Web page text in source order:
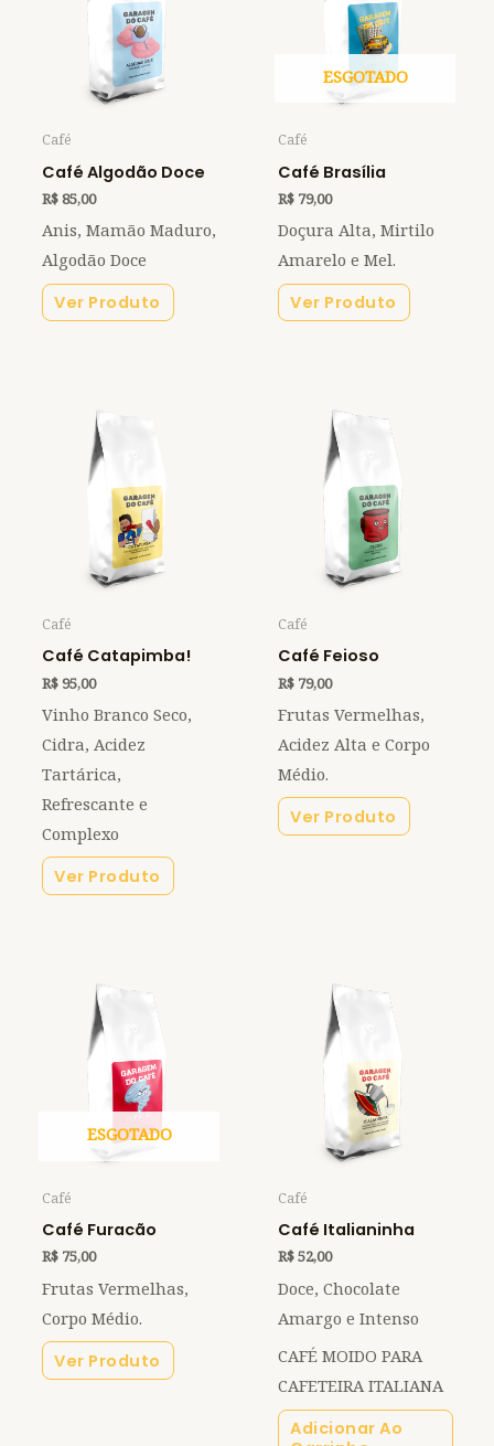
Café
Café Algodão Doce
R$85,00
Anis, Mamão Maduro,
Algodão Doce
Ver Produto
ESGOTADO
Café
Café Brasília
R$79,00
Doçura Alta, Mirtilo
Amarelo e Mel.
Ver Produto
Café
Café Catapimba!
R$95,00
Vinho Branco Seco,
Cidra, Acidez
Tartárica,
Refrescante e
Complexo
Ver Produto
Café
Café Feioso
R$79,00
Frutas Vermelhas,
Acidez Alta e Corpo
Médio.
Ver Produto
ESGOTADO
Café
Café Furacão
R$75,00
Frutas Vermelhas,
Corpo Médio.
Ver Produto
Café
Café Italianinha
R$52,00
Doce, Chocolate
Amargo e Intenso
CAFÉ MOIDO PARA
CAFETEIRA ITALIANA
Adicionar Ao